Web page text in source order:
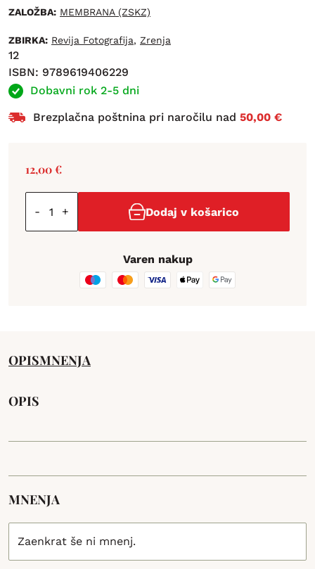
ZALOŽBA: MEMBRANA (ZSKZ)
ZBIRKA: Revija Fotografija, Zrenja
12
ISBN: 9789619406229
Dobavni rok 2-5 dni
Brezplačna poštnina pri naročilu nad 50,00 €
12,00€
- + Dodaj v košarico
Varen nakup
OPISMNENJA
OPIS
MNENJA
Zaenkrat še ni mnenj.